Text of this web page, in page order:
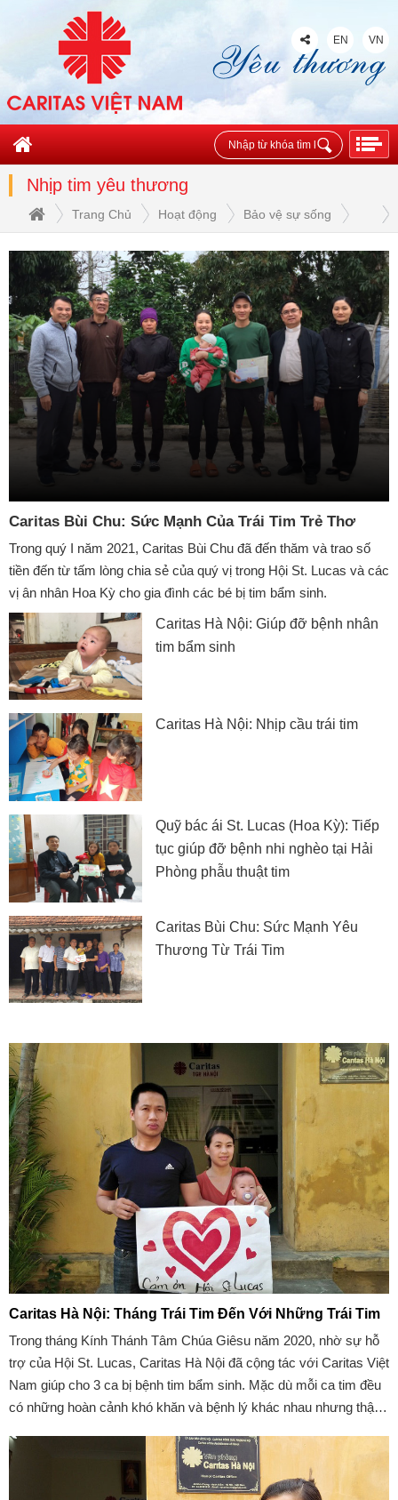
EN VN
Nhịp tim yêu thương
Trang Chủ Hoạt động
Bảo vệ sự sống
Nhịp tim yêu thương
Caritas Bùi Chu: Sức Mạnh Của Trái Tim Trẻ Thơ
Trong quý I năm 2021, Caritas Bùi Chu đã đến thăm và trao số
tiền đến từ tấm lòng chia sẻ của quý vị trong Hội St. Lucas và các
vị ân nhân Hoa Kỳ cho gia đình các bé bị tim bẩm sinh.
Caritas Hà Nội: Giúp đỡ bệnh nhân
tim bẩm sinh
Caritas Hà Nội: Nhịp cầu trái tim
Quỹ bác ái St. Lucas (Hoa Kỳ): Tiếp
tục giúp đỡ bệnh nhi nghèo tại Hải
Phòng phẫu thuật tim
Caritas Bùi Chu: Sức Mạnh Yêu
Thương Từ Trái Tim
Caritas Hà Nội: Tháng Trái Tim Đến Với Những Trái Tim
Trong tháng Kính Thánh Tâm Chúa Giêsu năm 2020, nhờ sự hỗ
trợ của Hội St. Lucas, Caritas Hà Nội đã cộng tác với Caritas Việt
Nam giúp cho 3 ca bị bệnh tim bẩm sinh. Mặc dù mỗi ca tim đều
có những hoàn cảnh khó khăn và bệnh lý khác nhau nhưng thật
Tim Chúa Giêsu.